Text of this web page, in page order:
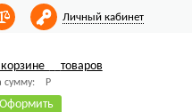
Личный кабинет
товаров
сумму: Р
Оформить